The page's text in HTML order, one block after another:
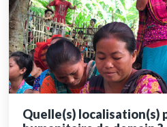
Quelle(s) localisation(s)